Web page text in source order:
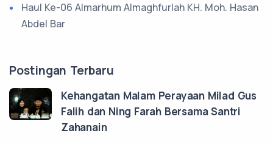
Haul Ke-06 Almarhum Almaghfurlah KH. Moh. Hasan
Abdel Bar
Postingan Terbaru
Kehangatan Malam Perayaan Milad Gus
Falih dan Ning Farah Bersama Santri
Zahanain